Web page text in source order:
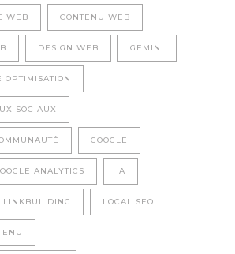
WEB CONTENU WEB
DESIGN WEB GEMINI
OPTIMISATION
SOCIAUX
GOOGLE
ANALYTICS IA
LINKBUILDING LOCAL SEO